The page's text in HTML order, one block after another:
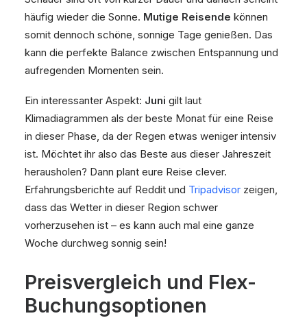
häufig wieder die Sonne. Mutige Reisende können
somit dennoch schöne, sonnige Tage genießen. Das
kann die perfekte Balance zwischen Entspannung und
aufregenden Momenten sein.
Ein interessanter Aspekt: Juni gilt laut
Klimadiagrammen als der beste Monat für eine Reise
in dieser Phase, da der Regen etwas weniger intensiv
ist. Möchtet ihr also das Beste aus dieser Jahreszeit
herausholen? Dann plant eure Reise clever.
Erfahrungsberichte auf Reddit und Tripadvisor zeigen,
dass das Wetter in dieser Region schwer
vorherzusehen ist – es kann auch mal eine ganze
Woche durchweg sonnig sein!
Preisvergleich und Flex-
Buchungsoptionen